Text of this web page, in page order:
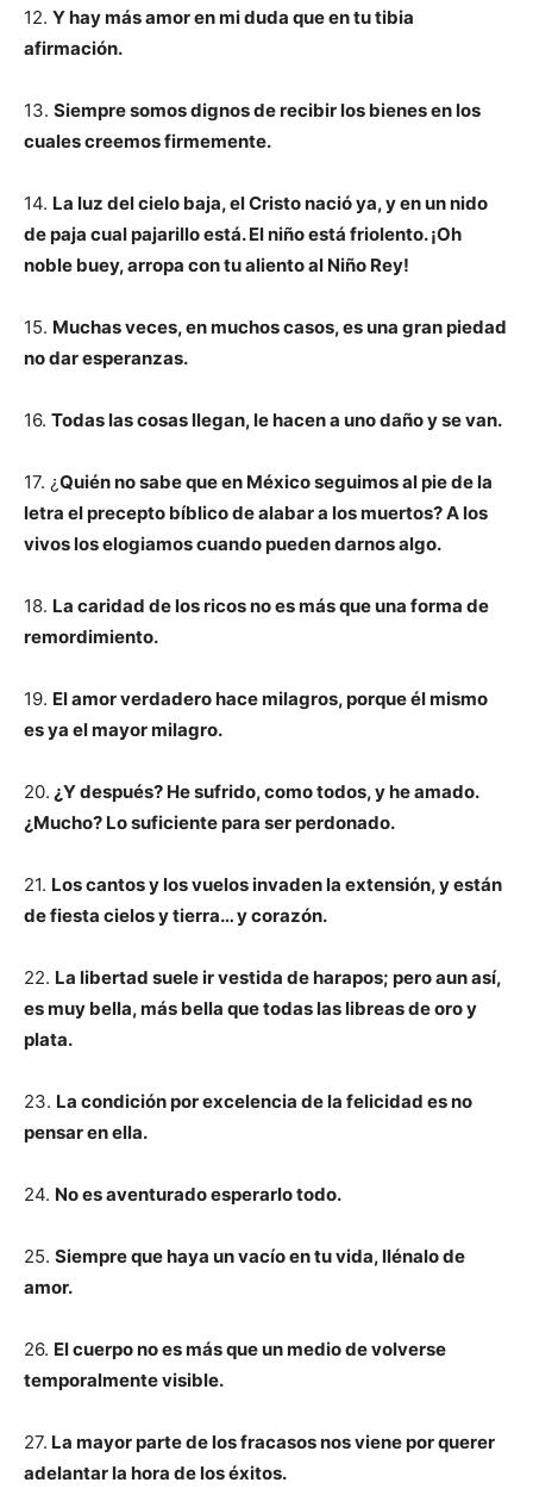
12. Y hay más amor en mi duda que en tu tibia
afirmación.
13. Siempre somos dignos de recibir los bienes en los
cuales creemos firmemente.
14. La luz del cielo baja, el Cristo nació ya, y en un nido
de paja cual pajarillo está. El niño está friolento. ¡Oh
noble buey, arropa con tu aliento al Niño Rey!
15. Muchas veces, en muchos casos, es una gran piedad
no dar esperanzas.
16. Todas las cosas llegan, le hacen a uno daño y se van.
17. ¿Quién no sabe que en México seguimos al pie de la
letra el precepto bíblico de alabar a los muertos? A los
vivos los elogiamos cuando pueden darnos algo.
18. La caridad de los ricos no es más que una forma de
remordimiento.
19. El amor verdadero hace milagros, porque él mismo
es ya el mayor milagro.
20. ¿Y después? He sufrido, como todos, y he amado.
¿Mucho? Lo suficiente para ser perdonado.
21. Los cantos y los vuelos invaden la extensión, y están
de fiesta cielos y tierra… y corazón.
22. La libertad suele ir vestida de harapos; pero aun así,
es muy bella, más bella que todas las libreas de oro y
plata.
23. La condición por excelencia de la felicidad es no
pensar en ella.
24. No es aventurado esperarlo todo.
25. Siempre que haya un vacío en tu vida, llénalo de
amor.
26. El cuerpo no es más que un medio de volverse
temporalmente visible.
27. La mayor parte de los fracasos nos viene por querer
adelantar la hora de los éxitos.